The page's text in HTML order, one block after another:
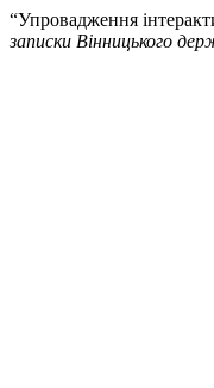
“Упровадження
записки Вінницького